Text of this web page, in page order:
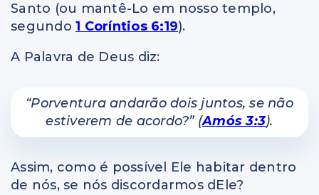
Santo (ou mantê-Lo em nosso templo,
segundo 1 Coríntios 6:19).
A Palavra de Deus diz:
“Porventura andarão dois juntos, se não
estiverem de acordo?” (Amós 3:3).
Assim, como é possível Ele habitar dentro
de nós, se nós discordarmos dEle?